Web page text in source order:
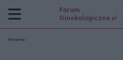
Forum
Ginekologiczne .pl
Reklama: